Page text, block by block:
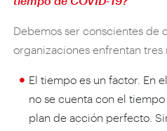
Debemos ser conscientes de
organizaciones enfrentan tres
El tiempo es un factor. En
no se cuenta con el
plan de acción perfecto.